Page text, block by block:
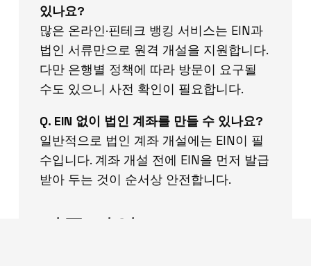
있나요?
많은 온라인·핀테크 뱅킹 서비스는 EIN과
법인 서류만으로 원격 개설을 지원합니다.
다만 은행별 정책에 따라 방문이 요구될
수도 있으니 사전 확인이 필요합니다.
Q. EIN 없이 법인 계좌를 만들 수 있나요?
일반적으로 법인 계좌 개설에는 EIN이 필
수입니다. 계좌 개설 전에 EIN을 먼저 발급
받아 두는 것이 순서상 안전합니다.
미국 사업,